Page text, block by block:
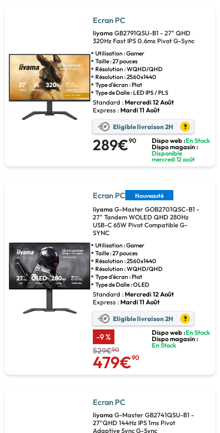
Ecran PC
Iiyama GB2791QSU-B1 - 27" QHD
320Hz Fast IPS 0.6ms Pivot G-Sync
Utilisation : Gamer
Taille : 27 pouces
Résolution : WQHD/QHD
Résolution : 2560x1440
Type d'écran : Plat
Type de Dalle : LED IPS / PLS
Standard : Mercredi 12 Août
Express : Mardi 11 Août
Eligible livraison 2H ?
289€90 Dispo web :En Stock
Dispo magasin :
Disponible
mercredi 12 août
Ecran PC Nouveauté
Iiyama G-Master GOB2701QSC-B1 -
27" Tandem WOLED QHD 280Hz
USB-C 65W Pivot Compatible G-
SYNC
Utilisation : Gamer
Taille : 27 pouces
Résolution : 2560x1440
Résolution : WQHD/QHD
Type d'écran : Plat
Type de Dalle : OLED
Standard : Mercredi 12 Août
Express : Mardi 11 Août
Eligible livraison 2H ?
-9 %
529€90
479€90
Dispo web :En Stock
Dispo magasin :
En Stock
Ecran PC
Iiyama G-Master GB2741QSU-B1 -
27"QHD 144Hz IPS 1ms Pivot
Adaptive Sync G-Sync